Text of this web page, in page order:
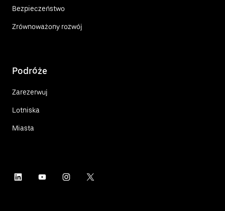
Bezpieczeństwo
Zrównoważony rozwój
Podróże
Zarezerwuj
Lotniska
Miasta